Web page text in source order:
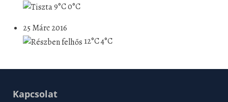
9°C0°C
25 Márc 2016
12°C4°C
Kapcsolat